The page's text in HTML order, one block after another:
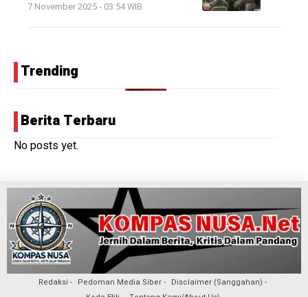
7 November 2025 - 03:54 WIB
Trending
Berita Terbaru
No posts yet.
Redaksi Pedoman Media Siber
Disclaimer (Sanggahan)